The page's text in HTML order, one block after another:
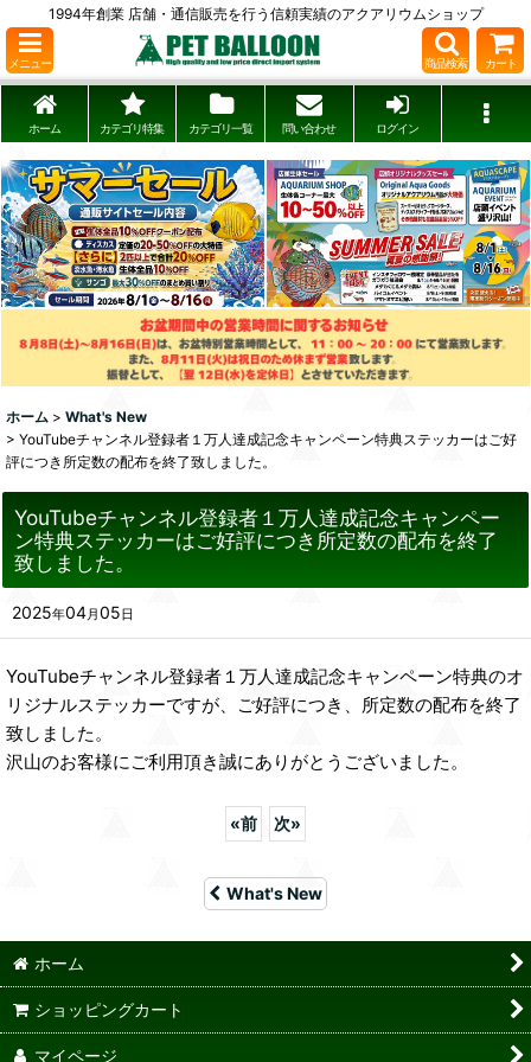
1994年創業 店舗・通信販売を行う信頼実績のアクアリウムショップ
メニュー 商品検索 カート
ホーム カテゴリ特集 カテゴリ一覧 問い合わせ ログイン
ホーム > What's New
> YouTubeチャンネル登録者１万人達成記念キャンペーン特典ステッカーはご好
評につき所定数の配布を終了致しました。
YouTubeチャンネル登録者１万人達成記念キャンペー
ン特典ステッカーはご好評につき所定数の配布を終了
致しました。
2025年04月05日
YouTubeチャンネル登録者１万人達成記念キャンペーン特典のオ
リジナルステッカーですが、ご好評につき、所定数の配布を終了
致しました。
沢山のお客様にご利用頂き誠にありがとうございました。
«前 次»
What's New
ホーム
ショッピングカート
マイページ